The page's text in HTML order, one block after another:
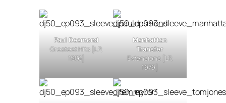
Paul Desmond
Greatest Hits [LP,
1986]
Manhattan
Transfer
Extensions [LP,
1979]